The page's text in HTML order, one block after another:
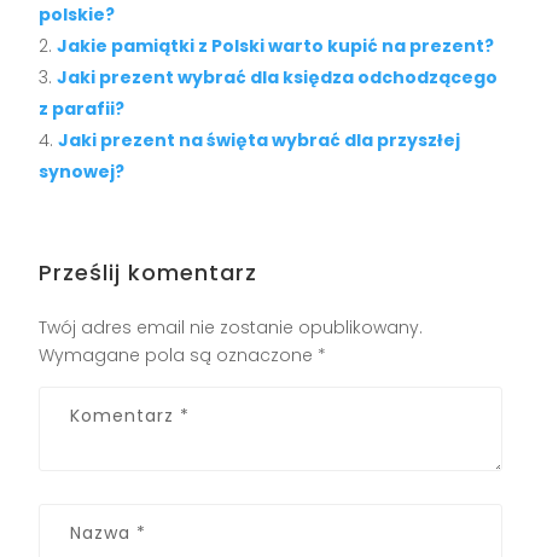
polskie?
Jakie pamiątki z Polski warto kupić na prezent?
Jaki prezent wybrać dla księdza odchodzącego
z parafii?
Jaki prezent na święta wybrać dla przyszłej
synowej?
Prześlij komentarz
Twój adres email nie zostanie opublikowany.
Wymagane pola są oznaczone *